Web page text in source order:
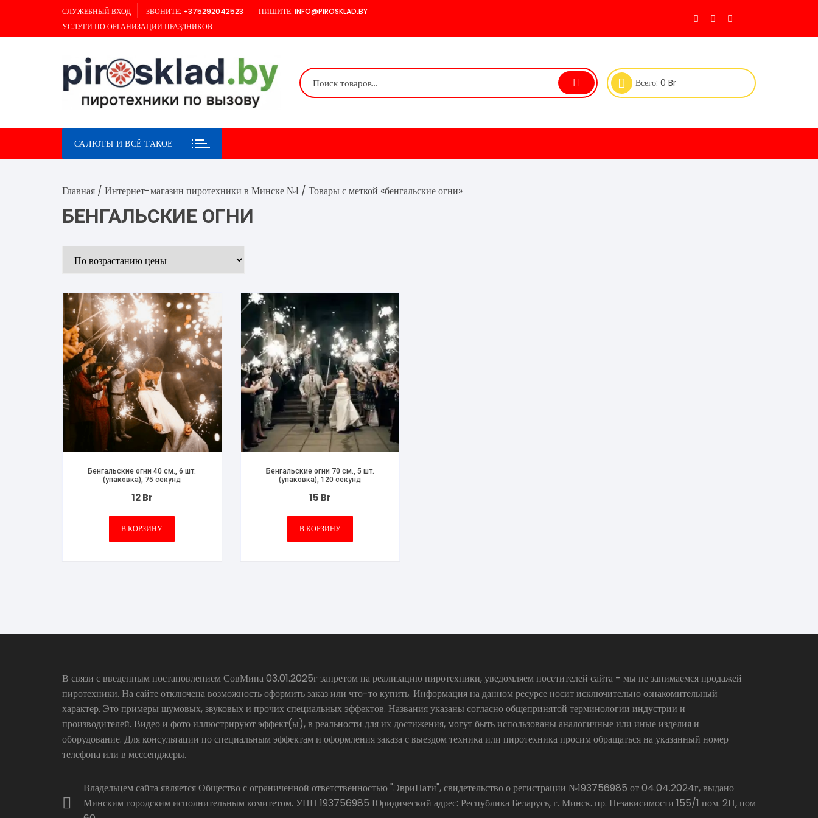
содержимому
СЛУЖЕБНЫЙ ВХОД ЗВОНИТЕ: +375292042523
ПИШИТЕ: INFO@PIROSKLAD.BY
УСЛУГИ ПО ОРГАНИЗАЦИИ ПРАЗДНИКОВ
Всего: 0 Br
САЛЮТЫ И ВСЁ ТАКОЕ
Главная / Интернет-магазин пиротехники в Минске №1 / Товары с меткой «бенгальские огни»
БЕНГАЛЬСКИЕ ОГНИ
Бенгальские огни 40 см., 6 шт.
(упаковка), 75 секунд
12Br
В КОРЗИНУ
Бенгальские огни 70 см., 5 шт.
(упаковка), 120 секунд
15 Br
В КОРЗИНУ
В связи с введенным постановлением СовМина 03.01.2025г запретом на реализацию пиротехники, уведомляем посетителей сайта - мы не занимаемся продажей
пиротехники. На сайте отключена возможность оформить заказ или что-то купить. Информация на данном ресурсе носит исключительно ознакомительный
характер. Это примеры шумовых, звуковых и прочих специальных эффектов. Названия указаны согласно общепринятой терминологии индустрии и
производителей. Видео и фото иллюстрируют эффект(ы), в реальности для их достижения, могут быть использованы аналогичные или иные изделия и
оборудование. Для консультации по специальным эффектам и оформления заказа с выездом техника или пиротехника просим обращаться на указанный номер
телефона или в мессенджеры.
Владельцем сайта является Общество с ограниченной ответственностью "ЭвриПати", свидетельство о регистрации №193756985 от 04.04.2024г, выдано
Минским городским исполнительным комитетом. УНП 193756985 Юридический адрес: Республика Беларусь, г. Минск. пр. Независимости 155/1 пом. 2Н, пом